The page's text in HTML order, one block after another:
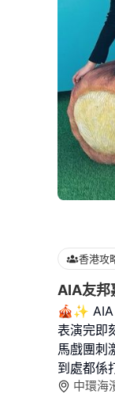
香港攻
AIA友邦
🎪✨ AIA
表演完即
馬戲團刺
到處都係
中環海